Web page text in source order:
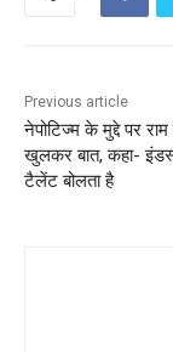
Previous article
नेपोटिज्म के मुद्दे पर
खुलकर बात, कहा-
टैलेंट बोलता है